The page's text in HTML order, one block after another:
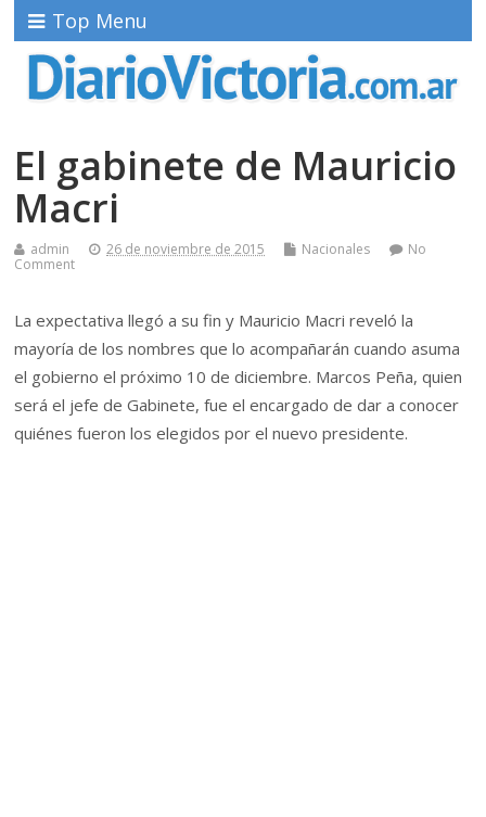
Top Menu
El gabinete de Mauricio
Macri
admin 26 de noviembre de 2015 Nacionales
No
Comment
La expectativa llegó a su fin y Mauricio Macri reveló la
mayoría de los nombres que lo acompañarán cuando asuma
el gobierno el próximo 10 de diciembre. Marcos Peña, quien
será el jefe de Gabinete, fue el encargado de dar a conocer
quiénes fueron los elegidos por el nuevo presidente.